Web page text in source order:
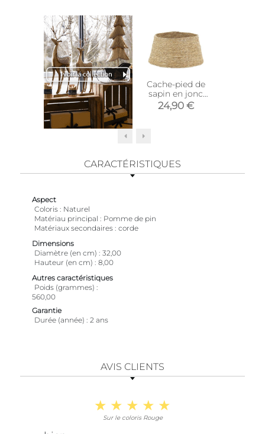
Cache-pied de
sapin en jonc
naturel (Ø 50)
24,90 €
CARACTÉRISTIQUES
Aspect
Coloris
Naturel
Matériau principal
Pomme de pin
Matériaux secondaires corde
Dimensions
Diamètre (en cm)
32,00
Hauteur (en cm)
8,00
Autres caractéristiques
Poids (grammes)
560,00
Garantie
Durée (année)
2 ans
AVIS CLIENTS
Sur le coloris Rouge